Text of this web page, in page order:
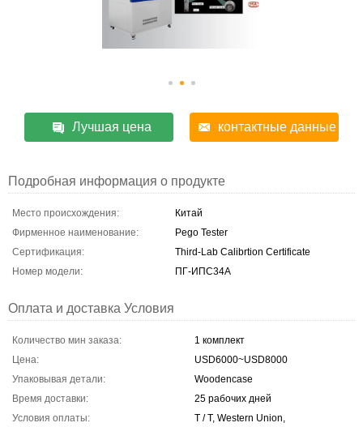
Лучшая цена контактные данные
Подробная информация о продукте
Место происхождения:
Китай
Фирменное наименование:
Pego Tester
Сертификация:
Third-Lab Calibrtion Certificate
Номер модели:
ПГ-ИПС34А
Оплата и доставка Условия
Количество мин заказа:
1 комплект
Цена:
USD6000~USD8000
Упаковывая детали:
Woodencase
Время доставки:
25 рабочих дней
Условия оплаты:
T / T, Western Union,